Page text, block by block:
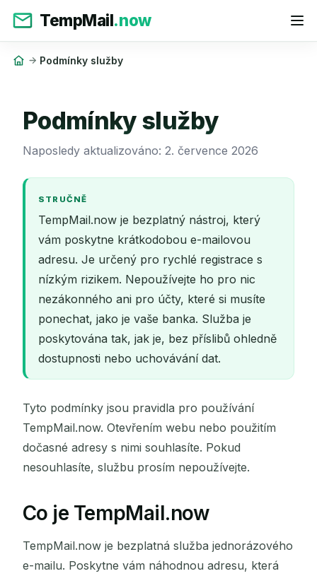
TempMail.now
Podmínky služby
Podmínky služby
Naposledy aktualizováno: 2. července 2026
STRUČNĚ
TempMail.now je bezplatný nástroj, který
vám poskytne krátkodobou e-mailovou
adresu. Je určený pro rychlé registrace s
nízkým rizikem. Nepoužívejte ho pro nic
nezákonného ani pro účty, které si musíte
ponechat, jako je vaše banka. Služba je
poskytována tak, jak je, bez příslibů ohledně
dostupnosti nebo uchovávání dat.
Tyto podmínky jsou pravidla pro používání
TempMail.now. Otevřením webu nebo použitím
dočasné adresy s nimi souhlasíte. Pokud
nesouhlasíte, službu prosím nepoužívejte.
Co je TempMail.now
TempMail.now je bezplatná služba jednorázového
e-mailu. Poskytne vám náhodnou adresu, která